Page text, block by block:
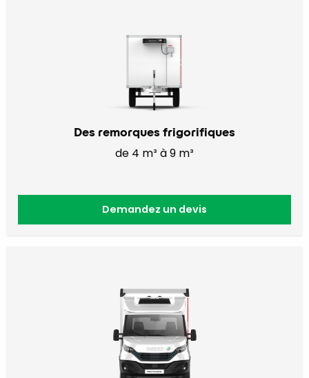
Des remorques frigorifiques
de 4 m³ à 9 m³
Demandez un devis